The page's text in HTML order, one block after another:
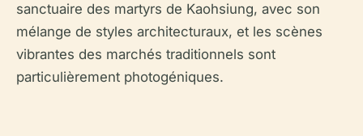
sanctuaire des martyrs de Kaohsiung, avec son
mélange de styles architecturaux, et les scènes
vibrantes des marchés traditionnels sont
particulièrement photogéniques.